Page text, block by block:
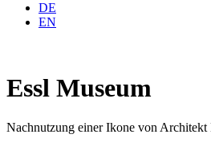
DE
EN
Essl Museum
Nachnutzung einer Ikone von Architekt